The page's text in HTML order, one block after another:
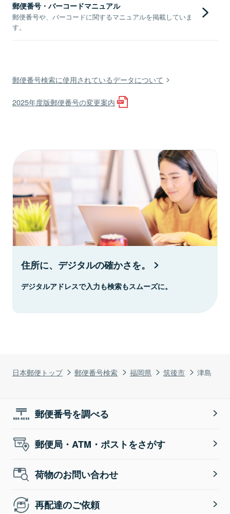
日本郵便トップ 郵便番号検索 福岡県 筑後市 津島
郵便番号・バーコードマニュアル
郵便番号や、バーコードに関するマニュアルを掲載していま
す。
郵便番号検索に使用されているデータについて
2025年度版郵便番号の変更案内
住所に、デジタルの確かさを。
デジタルアドレスで入力も検索もスムーズに。
郵便番号を調べる
郵便局・ATM・ポストをさがす
荷物のお問い合わせ
再配達のご依頼